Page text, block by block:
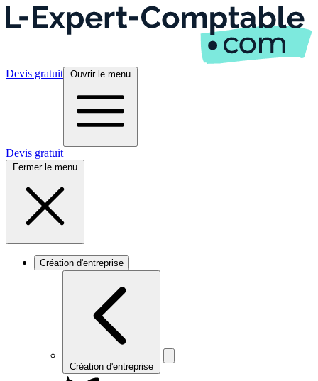
Devis gratuit Ouvrir le menu
Devis gratuit
Fermer le menu
Création d'entreprise
Création d'entreprise